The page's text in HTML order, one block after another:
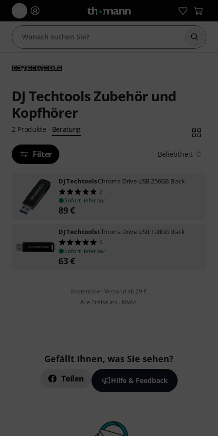
Suche
DJ Techtools Zubehör und
Kopfhörer
2 Produkte · Beratung
Filter Beliebtheit
DJ TechtoolsChroma Drive USB 256GB Black
2
Sofort lieferbar
89€
DJ TechtoolsChroma Drive USB 128GB Black
5
Sofort lieferbar
63€
Kostenloser Versand ab 29 €
Alle Preise inkl. MwSt.
Gefällt Ihnen, was Sie sehen?
Teilen Hilfe & Feedback